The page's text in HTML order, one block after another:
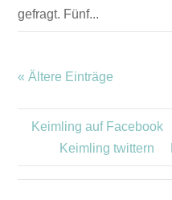
gefragt. Fünf...
« Ältere Einträge
Keimling auf Facebook
Keimling twittern